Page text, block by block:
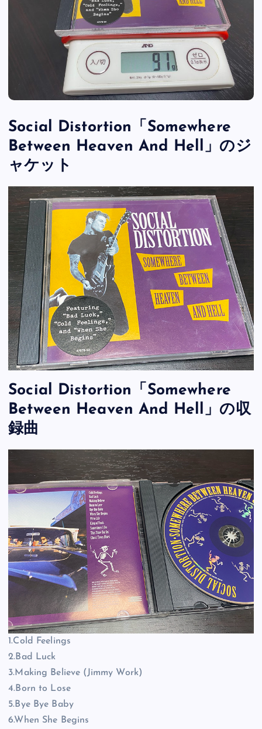
Social Distortion「Somewhere
Between Heaven And Hell」のジ
ャケット
Social Distortion「Somewhere
Between Heaven And Hell」の収
録曲
1.Cold Feelings
2.Bad Luck
3.Making Believe (Jimmy Work)
4.Born to Lose
5.Bye Bye Baby
6.When She Begins